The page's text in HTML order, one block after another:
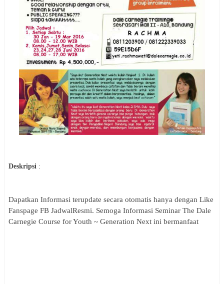
Deskripsi :
Dapatkan Informasi terupdate secara otomatis hanya dengan Like
Fanspage FB JadwalResmi. Semoga Informasi Seminar The Dale
Carnegie Course for Youth ~ Generation Next ini bermanfaat